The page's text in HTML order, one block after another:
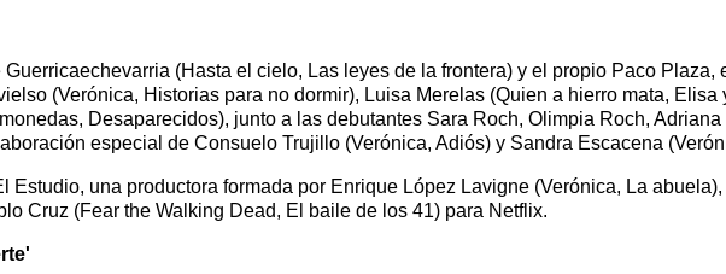
(Hasta el cielo, Las leyes de la frontera) y el propio Paco
(Verónica, Historias para no dormir), Luisa Merelas (Quien a hierro mata,
Desaparecidos), junto a las debutantes Sara Roch, Olimpia Roch,
especial de Consuelo Trujillo (Verónica, Adiós) y Sandra Escacena
Estudio, una productora formada por Enrique López Lavigne (Verónica, La
Cruz (Fear the Walking Dead, El baile de los 41) para Netflix.